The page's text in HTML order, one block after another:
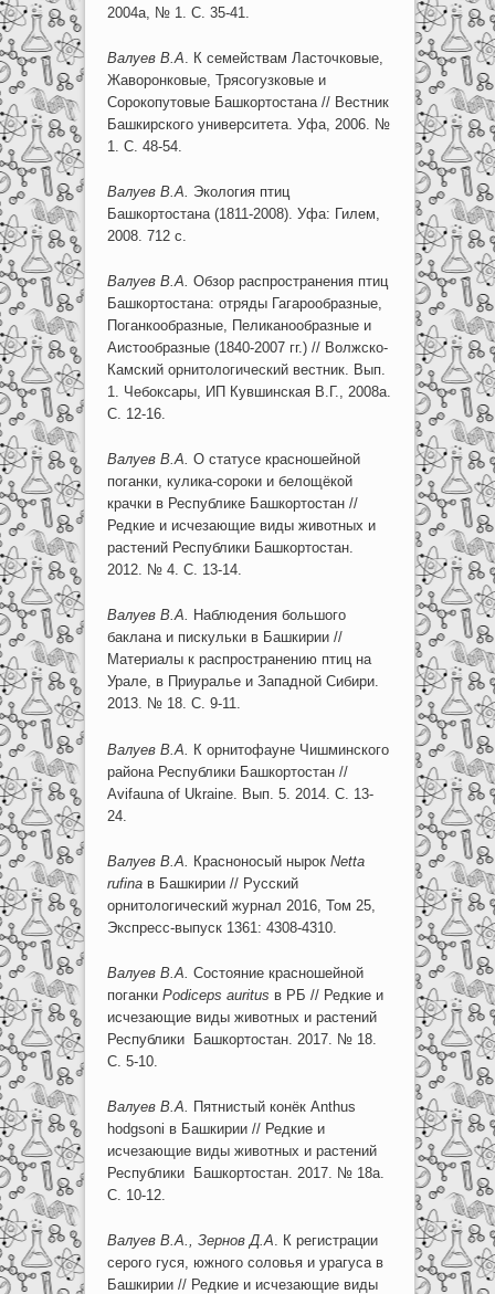
2004а, № 1. С. 35-41.
Валуев В.А . К семействам Ласточковые,
Жаворонковые, Трясогузковые и
Сорокопутовые Башкортостана // Вестник
Башкирского университета. Уфа, 2006. №
1. С. 48-54.
Валуев В.А. Экология птиц
Башкортостана (1811-2008). Уфа: Гилем,
2008. 712 с.
Валуев В.А. Обзор распространения птиц
Башкортостана: отряды Гагарообразные,
Поганкообразные, Пеликанообразные и
Аистообразные (1840-2007 гг.) // Волжско-
Камский орнитологический вестник. Вып.
1. Чебоксары, ИП Кувшинская В.Г., 2008а.
С. 12-16.
Валуев В.А. О статусе красношейной
поганки, кулика-сороки и белощёкой
крачки в Республике Башкортостан //
Редкие и исчезающие виды животных и
растений Республики Башкортостан.
2012. № 4. С. 13-14.
Валуев В.А. Наблюдения большого
баклана и пискульки в Башкирии //
Материалы к распространению птиц на
Урале, в Приуралье и Западной Сибири.
2013. № 18. С. 9-11.
Валуев В.А.
К орнитофауне Чишминского
района Республики Башкортостан //
Avifauna of Ukraine. Вып. 5. 2014. С. 13-
24.
Валуев В.А. Красноносый нырок Netta
rufinaв Башкирии // Русский
орнитологический журнал 2016, Том 25,
Экспресс-выпуск 1361: 4308-4310.
Валуев В.А. Состояние красношейной
поганки Podiceps auritus в РБ // Редкие и
исчезающие виды животных и растений
Республики Башкортостан. 2017. № 18.
С. 5-10.
Валуев В.А.
Пятнистый конёк Anthus
hodgsoni в Башкирии // Редкие и
исчезающие виды животных и растений
Республики Башкортостан. 2017. № 18а.
С. 10-12.
Валуев В.А., Зернов Д.А. К регистрации
серого гуся, южного соловья и урагуса в
Башкирии // Редкие и исчезающие виды